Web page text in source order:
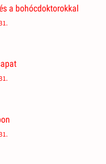
a bohócdoktorokkal